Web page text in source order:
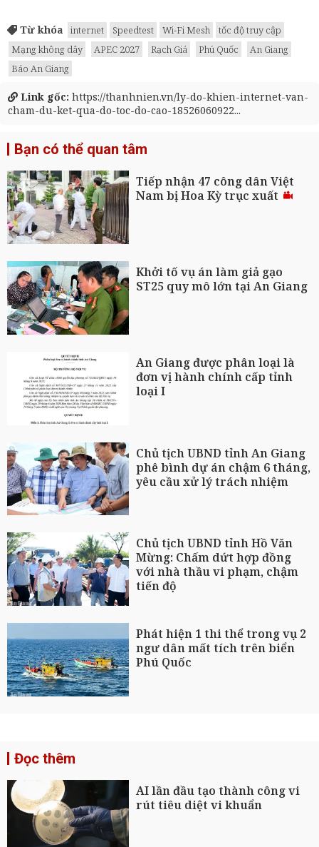
Từ khóa internet Speedtest Wi-Fi Mesh
tốc độ truy cập
Mạng không dây
APEC 2027 Rạch Giá Phú Quốc
An Giang
Báo An Giang
Link gốc: https://thanhnien.vn/ly-do-khien-internet-van-
cham-du-ket-qua-do-toc-do-cao-18526060922...
Bạn có thể quan tâm
Tiếp nhận 47 công dân Việt
Nam bị Hoa Kỳ trục xuất
Khởi tố vụ án làm giả gạo
ST25 quy mô lớn tại An Giang
An Giang được phân loại là
đơn vị hành chính cấp tỉnh
loại I
Chủ tịch UBND tỉnh An Giang
phê bình dự án chậm 6 tháng,
yêu cầu xử lý trách nhiệm
Chủ tịch UBND tỉnh Hồ Văn
Mừng: Chấm dứt hợp đồng
với nhà thầu vi phạm, chậm
tiến độ
Phát hiện 1 thi thể trong vụ 2
ngư dân mất tích trên biển
Phú Quốc
Đọc thêm
AI lần đầu tạo thành công vi
rút tiêu diệt vi khuẩn